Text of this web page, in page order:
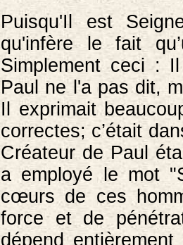
Puisqu'Il est
qu'infère le fait
Simplement ceci :
Paul ne l'a pas dit,
Il exprimait
correctes; c’était
Créateur de Paul
a employé le mot
cœurs de ces
force et de
dépend